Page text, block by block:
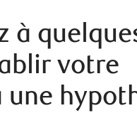
à
votre